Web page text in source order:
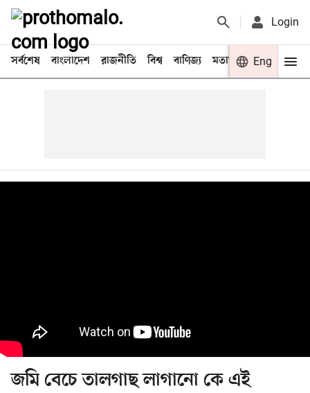
Login
সর্বশেষ বাংলাদেশ রাজনীতি বিশ্ব বাণিজ্য মতামত খেলা
Eng
জমি বেচে তালগাছ লাগানো কে এই